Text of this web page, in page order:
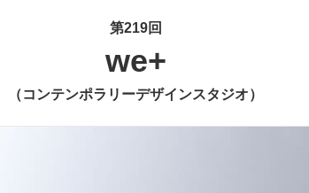
第219回
we+
（コンテンポラリーデザインスタジオ）